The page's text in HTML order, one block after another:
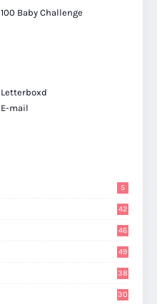
100 Baby Challenge
Letterboxd
E-mail
5
42
46
49
38
30